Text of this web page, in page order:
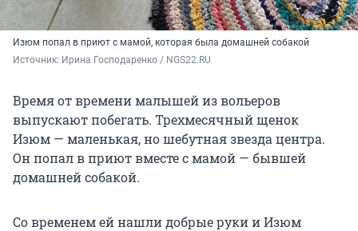
Изюм попал в приют с мамой, которая была домашней собакой
Источник: Ирина Господаренко / NGS22.RU
Время от времени малышей из вольеров
выпускают побегать. Трехмесячный щенок
Изюм — маленькая, но шебутная звезда центра.
Он попал в приют вместе с мамой — бывшей
домашней собакой.
Со временем ей нашли добрые руки и Изюм